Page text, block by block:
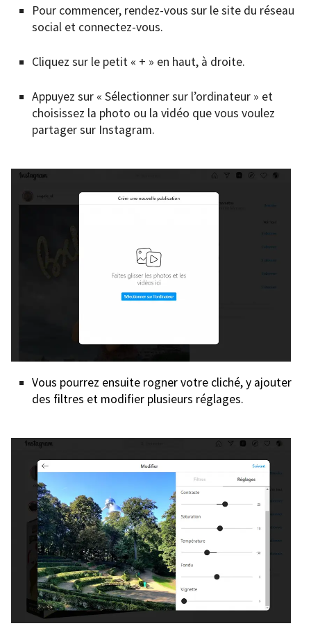
Pour commencer, rendez-vous sur le site du réseau
social et connectez-vous.
Cliquez sur le petit « + » en haut, à droite.
Appuyez sur « Sélectionner sur l’ordinateur » et
choisissez la photo ou la vidéo que vous voulez
partager sur Instagram.
Vous pourrez ensuite rogner votre cliché, y ajouter
des filtres et modifier plusieurs réglages.